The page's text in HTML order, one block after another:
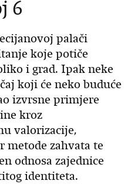
6
palači
koje potiče
i grad. Ipak neke
koji će neko buduće
izvrsne primjere
kroz
valorizacije,
zahvata te
odnosa zajednice
identiteta.